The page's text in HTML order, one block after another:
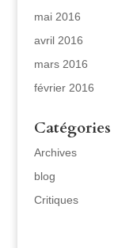
mai 2016
avril 2016
mars 2016
février 2016
Catégories
Archives
blog
Critiques